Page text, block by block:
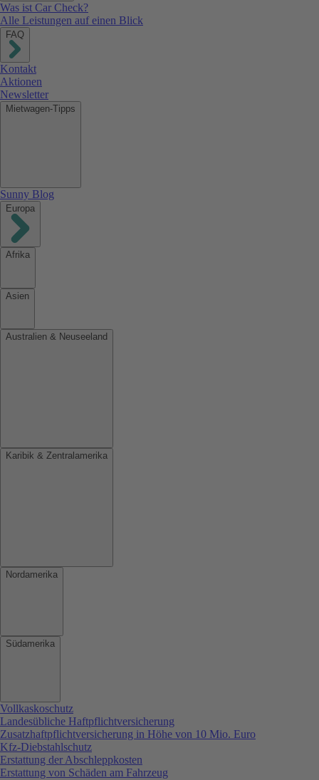
Was ist Car Check?
Alle Leistungen auf einen Blick
FAQ
Kontakt
Aktionen
Newsletter
Mietwagen-Tipps
Sunny Blog
Europa
Afrika
Asien
Australien & Neuseeland
Karibik & Zentralamerika
Nordamerika
Südamerika
Vollkaskoschutz
Landesübliche Haftpflichtversicherung
Zusatzhaftpflichtversicherung in Höhe von 10 Mio. Euro
Kfz-Diebstahlschutz
Erstattung der Abschleppkosten
Erstattung von Schäden am Fahrzeug